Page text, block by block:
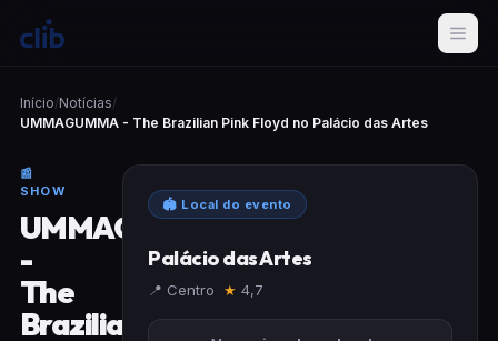
Início/Notícias/
UMMAGUMMA - The Brazilian Pink Floyd no Palácio das Artes
📰
SHOW
UMMAGUMMA
-
The
Brazilian
🏟 Local do evento
Palácio das Artes
📍 Centro ★ 4,7